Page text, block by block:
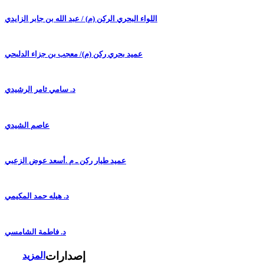
اللواء البحري الركن (م) / عبد الله بن جابر الزايدي
عميد بحري ركن (م)/ معجب بن جزاء الدلبحي
د. سامي ثامر الرشيدي
عاصم الشيدي
عميد طيار ركن ـ م .أسعد عوض الزعبي
د. هيله حمد المكيمي
د. فاطمة الشامسي
المزيد إصدارات